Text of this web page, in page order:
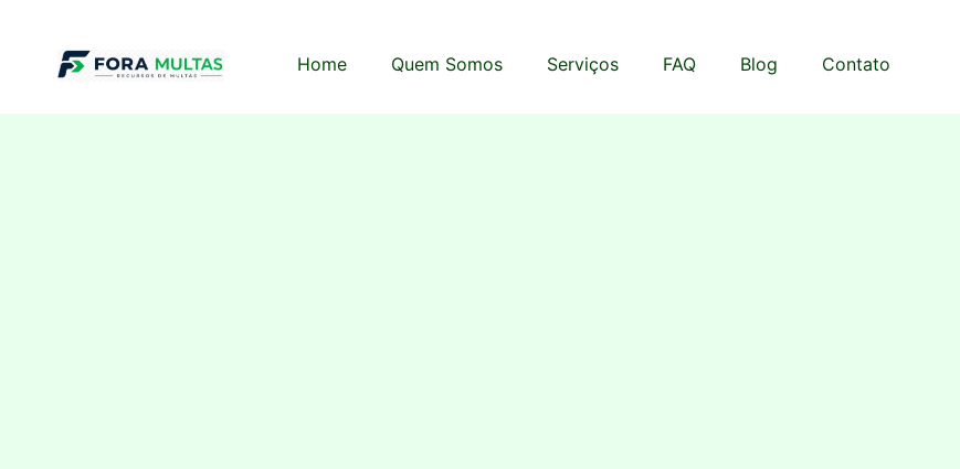
Home Quem Somos Serviços FAQ Blog Contato